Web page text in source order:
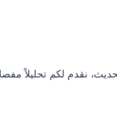
نقدم لكم تحليلاً